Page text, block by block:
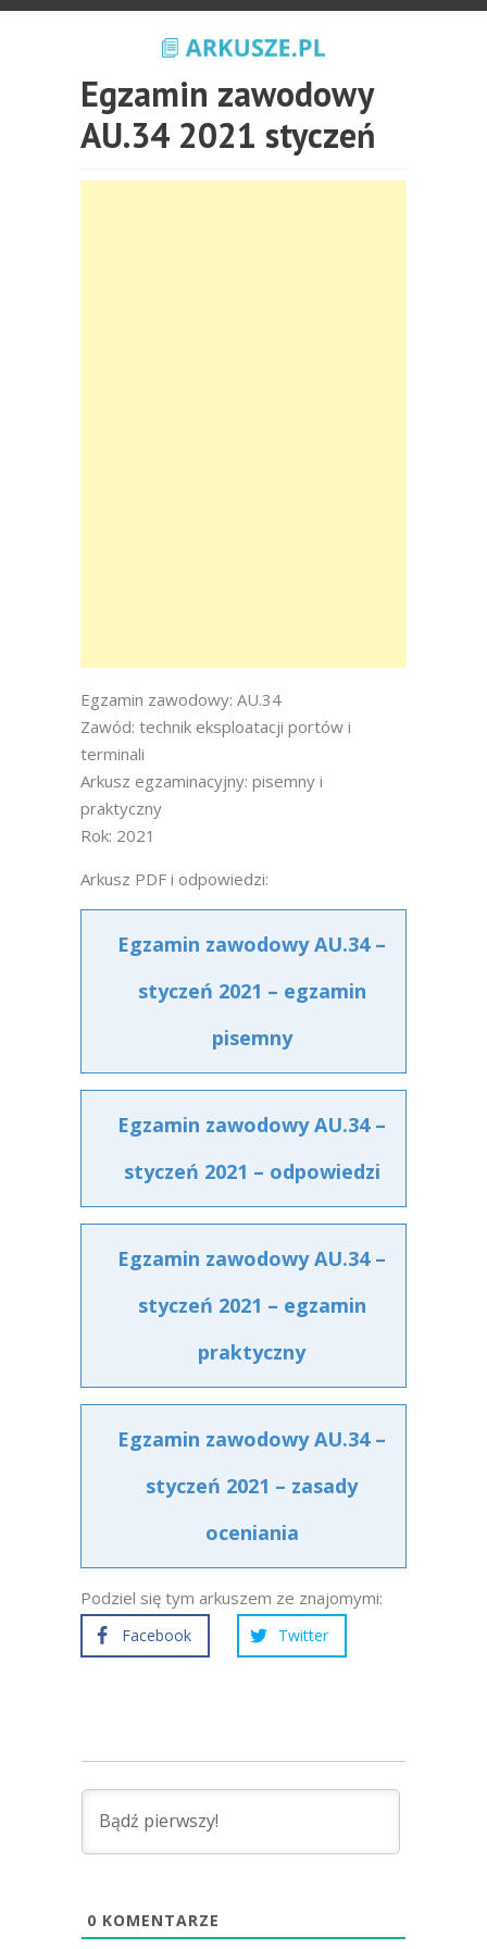
Egzamin zawodowy
AU.34 2021 styczeń
Egzamin zawodowy: AU.34
Zawód: technik eksploatacji portów i
terminali
Arkusz egzaminacyjny: pisemny i
praktyczny
Rok: 2021
Arkusz PDF i odpowiedzi:
Egzamin zawodowy AU.34 –
styczeń 2021 – egzamin
pisemny
Egzamin zawodowy AU.34 –
styczeń 2021 – odpowiedzi
Egzamin zawodowy AU.34 –
styczeń 2021 – egzamin
praktyczny
Egzamin zawodowy AU.34 –
styczeń 2021 – zasady
oceniania
Podziel się tym arkuszem ze znajomymi:
Facebook Twitter
0 KOMENTARZE